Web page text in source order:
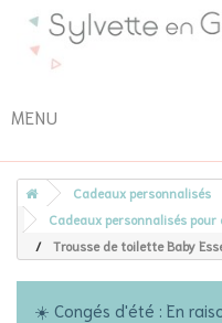
MENU
Cadeaux personnalisés
Cadeaux personnalisés pour
Trousse de toilette Baby
☀️ Congés d'été : En